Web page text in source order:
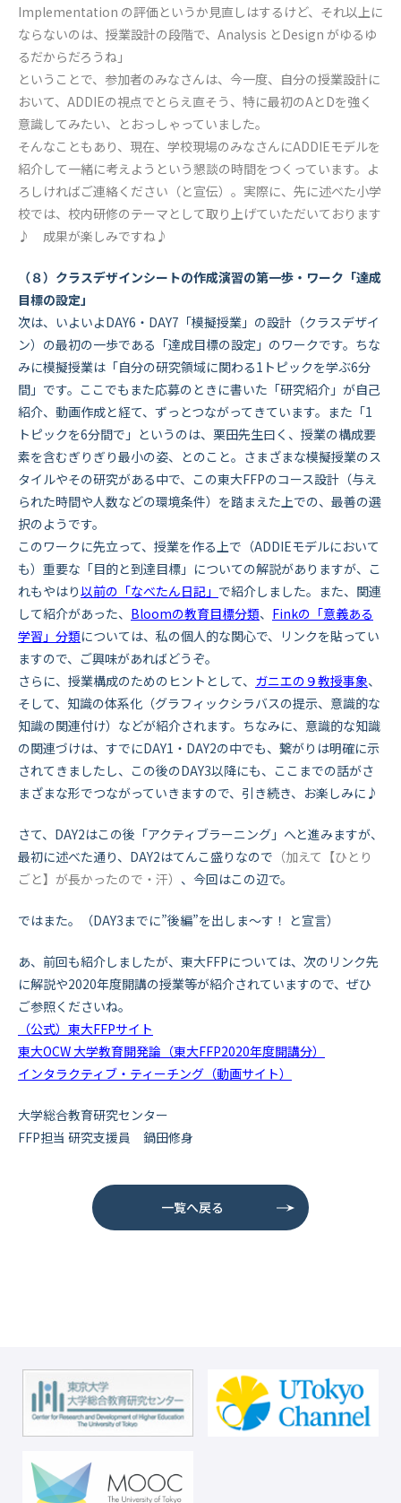
Implementation の評価というか見直しはするけど、それ以上に
ならないのは、授業設計の段階で、Analysis とDesign がゆるゆ
るだからだろうね」
ということで、参加者のみなさんは、今一度、自分の授業設計に
おいて、ADDIEの視点でとらえ直そう、特に最初のAとDを強く
意識してみたい、とおっしゃっていました。
そんなこともあり、現在、学校現場のみなさんにADDIEモデルを
紹介して一緒に考えようという懇談の時間をつくっています。よ
ろしければご連絡ください（と宣伝）。実際に、先に述べた小学
校では、校内研修のテーマとして取り上げていただいております
♪ 成果が楽しみですね♪
（８）クラスデザインシートの作成演習の第一歩・ワーク「達成
目標の設定」
次は、いよいよDAY6・DAY7「模擬授業」の設計（クラスデザイ
ン）の最初の一歩である「達成目標の設定」のワークです。ちな
みに模擬授業は「自分の研究領域に関わる1トピックを学ぶ6分
間」です。ここでもまた応募のときに書いた「研究紹介」が自己
紹介、動画作成と経て、ずっとつながってきています。また「1
トピックを6分間で」というのは、栗田先生曰く、授業の構成要
素を含むぎりぎり最小の姿、とのこと。さまざまな模擬授業のス
タイルやその研究がある中で、この東大FFPのコース設計（与え
られた時間や人数などの環境条件）を踏まえた上での、最善の選
択のようです。
このワークに先立って、授業を作る上で（ADDIEモデルにおいて
も）重要な「目的と到達目標」についての解説がありますが、こ
れもやはり以前の「なべたん日記」 で紹介しました。また、関連
して紹介があった、 Bloomの教育目標分類、 Finkの「意義ある
学習」分類については、私の個人的な関心で、リンクを貼ってい
ますので、ご興味があればどうぞ。
さらに、授業構成のためのヒントとして、 ガニエの９教授事象、
そして、知識の体系化（グラフィックシラバスの提示、意識的な
知識の関連付け）などが紹介されます。ちなみに、意識的な知識
の関連づけは、すでにDAY1・DAY2の中でも、繋がりは明確に示
されてきましたし、この後のDAY3以降にも、ここまでの話がさ
まざまな形でつながっていきますので、引き続き、お楽しみに♪
さて、DAY2はこの後「アクティブラーニング」へと進みますが、
最初に述べた通り、DAY2はてんこ盛りなので （加えて【ひとり
ごと】が長かったので・汗） 、今回はこの辺で。
ではまた。（DAY3までに”後編”を出しま〜す！ と宣言）
あ、前回も紹介しましたが、東大FFPについては、次のリンク先
に解説や2020年度開講の授業等が紹介されていますので、ぜひ
ご参照くださいね。
（公式）東大FFPサイト
東大OCW 大学教育開発論（東大FFP2020年度開講分）
インタラクティブ・ティーチング（動画サイト）
大学総合教育研究センター
FFP担当 研究支援員 鍋田修身
一覧へ戻る